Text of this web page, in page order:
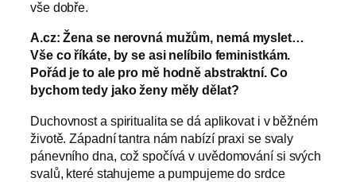
vše dobře.
A.cz: Žena se nerovná mužům, nemá myslet…
Vše co říkáte, by se asi nelíbilo feministkám.
Pořád je to ale pro mě hodně abstraktní. Co
bychom tedy jako ženy měly dělat?
Duchovnost a spiritualita se dá aplikovat i v běžném
životě. Západní tantra nám nabízí praxi se svaly
pánevního dna, což spočívá v uvědomování si svých
svalů, které stahujeme a pumpujeme do srdce